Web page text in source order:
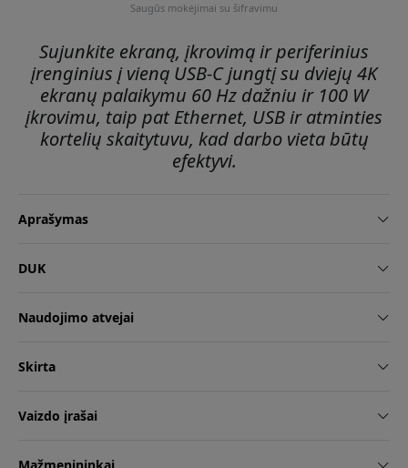
Saugūs mokėjimai su šifravimu
Sujunkite ekraną, įkrovimą ir periferinius
įrenginius į vieną USB-C jungtį su dviejų 4K
ekranų palaikymu 60 Hz dažniu ir 100 W
įkrovimu, taip pat Ethernet, USB ir atminties
kortelių skaitytuvu, kad darbo vieta būtų
efektyvi.
Aprašymas
DUK
Naudojimo atvejai
Skirta
Vaizdo įrašai